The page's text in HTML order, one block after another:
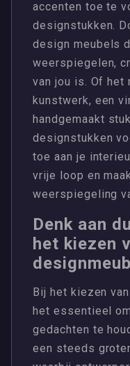
accenten toe te
designstukken.
design meubels
weerspiegelen,
van jou is. Of het
kunstwerk, een
handgemaakt
designstukken
toe aan je
vrije loop en
weerspiegeling
Denk aan
het kiezen
Bij het kiezen
het essentieel
gedachten te
een steeds